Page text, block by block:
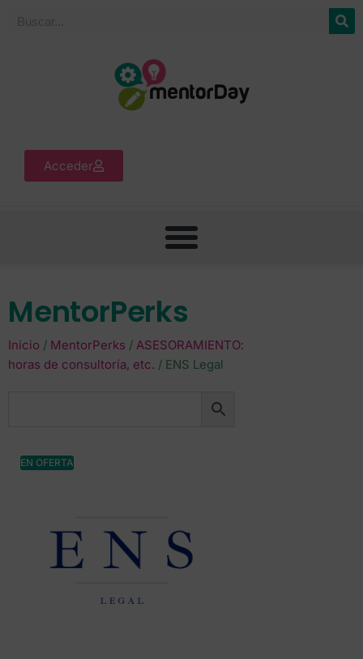
Acceder
MentorPerks
Inicio / MentorPerks / ASESORAMIENTO:
horas de consultoría, etc. / ENS Legal
EN OFERTA